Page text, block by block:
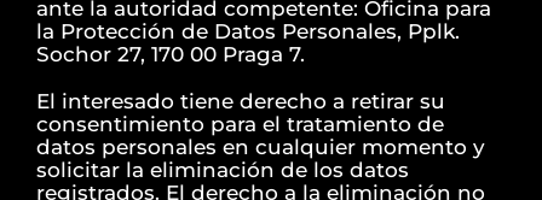
ante la autoridad competente: Oficina para
la Protección de Datos Personales, Pplk.
Sochor 27, 170 00 Praga 7.
El interesado tiene derecho a retirar su
consentimiento para el tratamiento de
datos personales en cualquier momento y
solicitar la eliminación de los datos
registrados. El derecho a la eliminación no